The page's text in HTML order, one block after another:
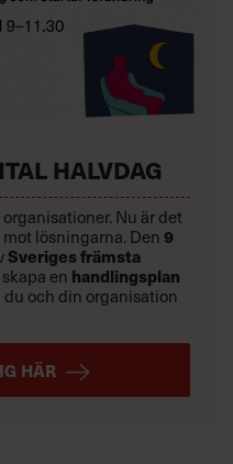
HALVDAG
Nu är det
lösningarna. Den9
Sveriges främsta
en handlingsplan
du och din organisation
HÄR